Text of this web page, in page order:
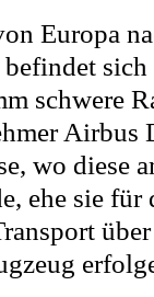
Europa
schwere
Airbus
wo diese
ehe sie für